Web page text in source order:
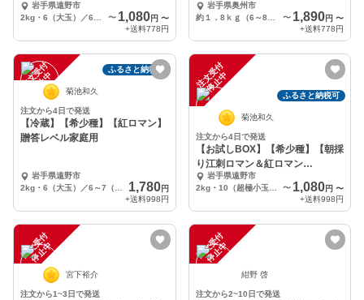
ーシー家庭用
岩手県遠野市
〜 1,080円 〜
+送料778円
岩手県奥州市
〜 1,890円 〜
+送料778円
注
文
受
付
停
止
中
ふるさと納税可
菊池和久
注文から4日で発送
【冷蔵】【希少種】【紅ロマン】
贈答レベル家庭用
岩手県遠野市
1,780円
+送料998円
注
文
受
付
停
止
中
ふるさと納税可
菊池和久
注文から4日で発送
【お試しBOX】【希少種】【朝採
り江刺ロマン＆紅ロマン
HALF&HALF】家庭用
岩手県遠野市
〜 1,080円 〜
+送料998円
注
文
受
付
停
止
中
宮下裕介
注文から1~3日で発送
注
文
受
付
停
止
中
紺野 啓
注文から2~10日で発送